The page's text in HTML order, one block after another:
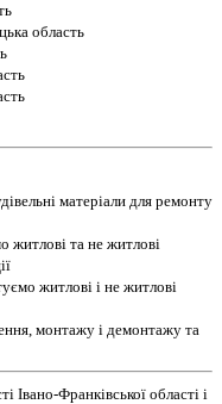
область
матеріали для ремонту
житлові та не житлові
житлові і не житлові
монтажу і демонтажу та
Івано-Франківської області і